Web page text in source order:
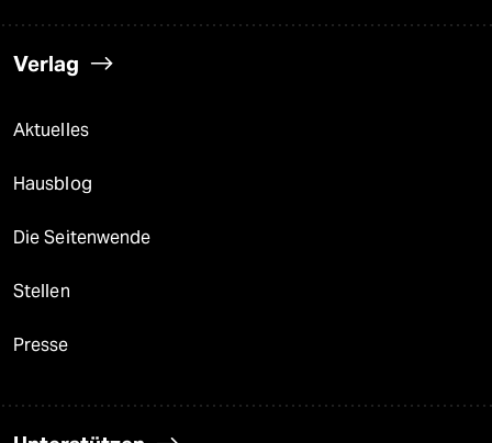
Verlag
Aktuelles
Hausblog
Die Seitenwende
Stellen
Presse